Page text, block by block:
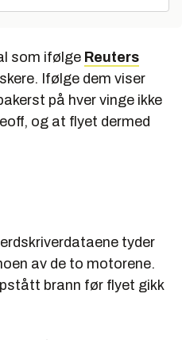
som ifølge Reuters
Ifølge dem viser
på hver vinge ikke
og at flyet dermed
tyder
av de to motorene.
brann før flyet gikk